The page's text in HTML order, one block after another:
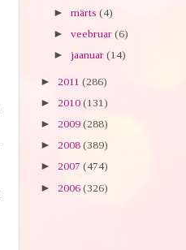
► märts (4)
► veebruar (6)
► jaanuar (14)
► 2011 (286)
► 2010 (131)
► 2009 (288)
► 2008 (389)
► 2007 (474)
► 2006 (326)